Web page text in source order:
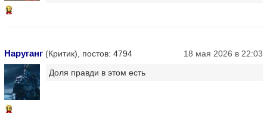
12
Наруганг (Критик), постов: 4794 18 мая 2026 в 22:03
15
Доля правди в этом есть